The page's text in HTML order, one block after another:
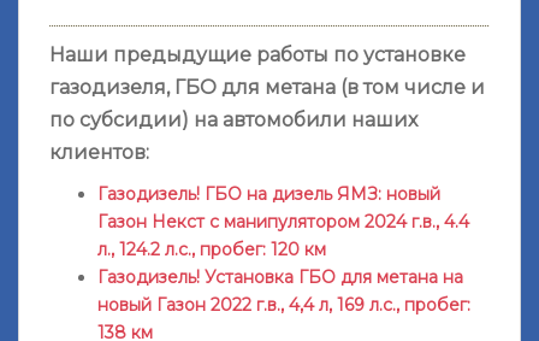
Наши предыдущие работы по установке
газодизеля, ГБО для метана (в том числе и
по субсидии) на автомобили наших
клиентов:
Газодизель! ГБО на дизель ЯМЗ: новый
Газон Некст с манипулятором 2024 г.в., 4.4
л., 124.2 л.с., пробег: 120 км
Газодизель! Установка ГБО для метана на
новый Газон 2022 г.в., 4,4 л, 169 л.с., пробег:
138 км